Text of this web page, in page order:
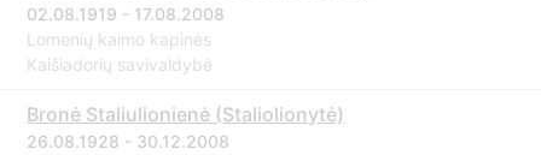
02.08.1919 - 17.08.2008
Lomenių kaimo kapinės
Kaišiadorių savivaldybė
Bronė Staliulionienė (Staliolionytė)
26.08.1928 - 30.12.2008